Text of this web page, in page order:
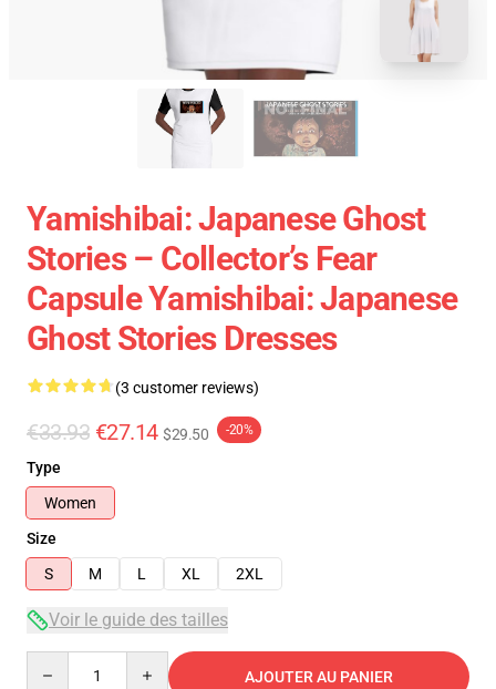
Yamishibai: Japanese Ghost
Stories – Collector’s Fear
Capsule Yamishibai: Japanese
Ghost Stories Dresses
(3 customer reviews)
€33.93 €27.14 $29.50 -20%
Type
Women
Size
S
M L XL 2XL
Voir le guide des tailles
AJOUTER AU PANIER